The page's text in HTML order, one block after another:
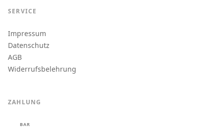
SERVICE
Impressum
Datenschutz
AGB
Widerrufsbelehrung
ZAHLUNG
BAR